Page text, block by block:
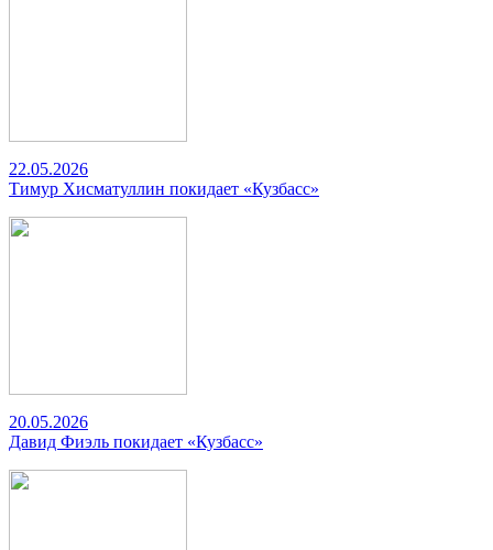
22.05.2026
Тимур Хисматуллин покидает «Кузбасс»
20.05.2026
Давид Фиэль покидает «Кузбасс»